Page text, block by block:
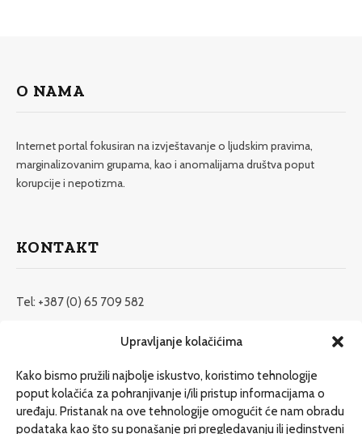
Upravljanje kolačićima
Kako bismo pružili najbolje iskustvo, koristimo tehnologije
poput kolačića za pohranjivanje i/ili pristup informacijama o
uređaju. Pristanak na ove tehnologije omogućit će nam obradu
podataka kao što su ponašanje pri pregledavanju ili jedinstveni
O NAMA
Internet portal fokusiran na izvještavanje o ljudskim pravima,
marginalizovanim grupama, kao i anomalijama društva poput
korupcije i nepotizma.
KONTAKT
Tel: +387 (0) 65 709 582
redakcija@etrafika.net
Dosije